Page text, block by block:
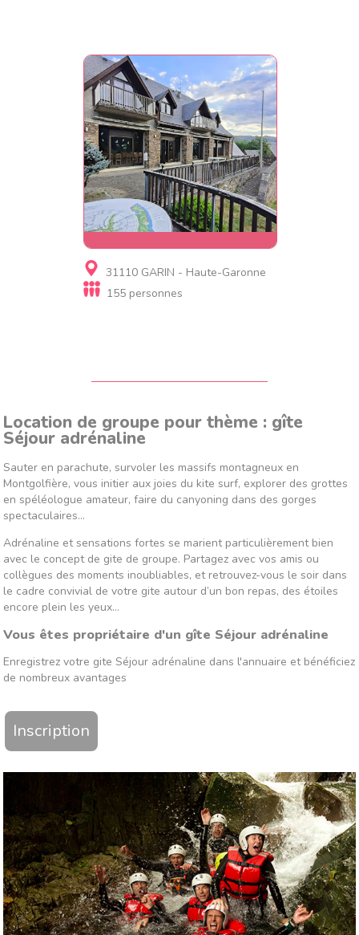
Gite, Résidence de
tourisme
La Moraine
31110 GARIN - Haute-Garonne
155 personnes
Location de groupe pour thème : gîte
Séjour adrénaline
Sauter en parachute, survoler les massifs montagneux en
Montgolfière, vous initier aux joies du kite surf, explorer des grottes
en spéléologue amateur, faire du canyoning dans des gorges
spectaculaires…
Adrénaline et sensations fortes se marient particulièrement bien
avec le concept de gite de groupe. Partagez avec vos amis ou
collègues des moments inoubliables, et retrouvez-vous le soir dans
le cadre convivial de votre gite autour d’un bon repas, des étoiles
encore plein les yeux…
Vous êtes propriétaire d'un gîte Séjour adrénaline
Enregistrez votre gite Séjour adrénaline dans l'annuaire et bénéficiez
de nombreux avantages
Inscription